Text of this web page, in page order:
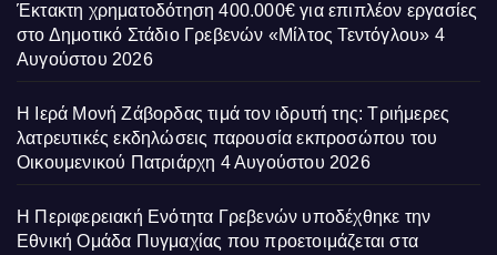
Έκτακτη χρηματοδότηση 400.000€ για επιπλέον εργασίες
στο Δημοτικό Στάδιο Γρεβενών «Μίλτος Τεντόγλου» 4
Αυγούστου 2026
Η Ιερά Μονή Ζάβορδας τιμά τον ιδρυτή της: Τριήμερες
λατρευτικές εκδηλώσεις παρουσία εκπροσώπου του
Οικουμενικού Πατριάρχη 4 Αυγούστου 2026
Η Περιφερειακή Ενότητα Γρεβενών υποδέχθηκε την
Εθνική Ομάδα Πυγμαχίας που προετοιμάζεται στα